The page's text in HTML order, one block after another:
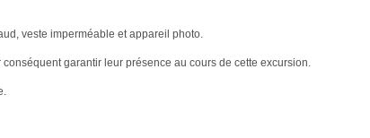
veste imperméable et appareil photo.
garantir leur présence au cours de cette excursion.